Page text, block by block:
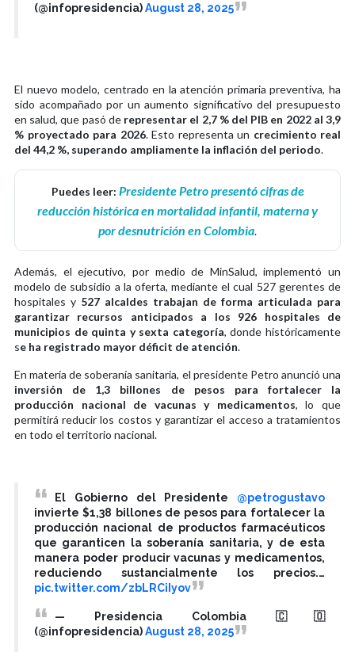
(@infopresidencia)August 28, 2025
El nuevo modelo, centrado en la atención primaria preventiva, ha
sido acompañado por un aumento significativo del presupuesto
en salud, que pasó de representar el 2,7 % del PIB en 2022 al 3,9
% proyectado para 2026. Esto representa un crecimiento real
del 44,2 %, superando ampliamente la inflación del periodo.
Puedes leer: Presidente Petro presentó cifras de
reducción histórica en mortalidad infantil, materna y
por desnutrición en Colombia.
Además, el ejecutivo, por medio de MinSalud, implementó un
modelo de subsidio a la oferta, mediante el cual 527 gerentes de
hospitales y 527 alcaldes trabajan de forma articulada para
garantizar recursos anticipados a los 926 hospitales de
municipios de quinta y sexta categoría, donde históricamente
se ha registrado mayor déficit de atención.
En materia de soberanía sanitaria, el presidente Petro anunció una
inversión de 1,3 billones de pesos para fortalecer la
producción nacional de vacunas y medicamentos, lo que
permitirá reducir los costos y garantizar el acceso a tratamientos
en todo el territorio nacional.
El Gobierno del Presidente @petrogustavo
invierte $1,38 billones de pesos para fortalecer la
producción nacional de productos farmacéuticos
que garanticen la soberanía sanitaria, y de esta
manera poder producir vacunas y medicamentos,
reduciendo sustancialmente los precios.…
pic.twitter.com/zbLRCiIyov
— Presidencia Colombia 🇨🇴
(@infopresidencia)August 28, 2025